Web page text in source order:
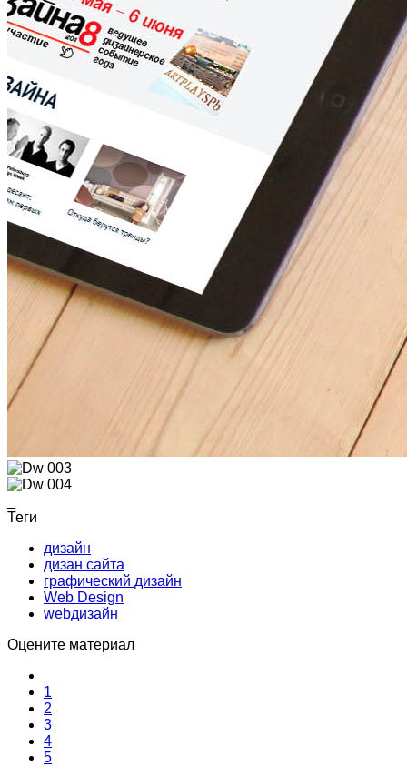
Теги
дизайн
дизан сайта
графический дизайн
Web Design
webдизайн
Оцените материал
1
2
3
4
5